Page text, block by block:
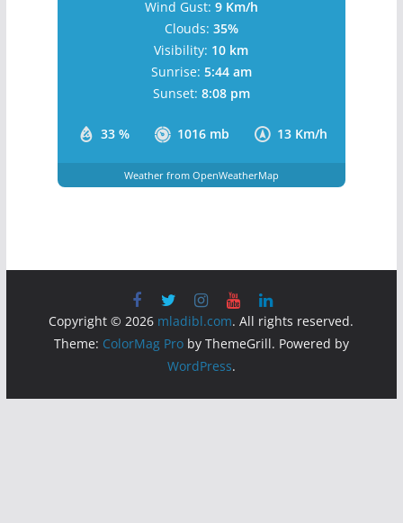
33 % 1016 mb 13 Km/h
Wind Gust: 9 Km/h
Clouds: 35%
Visibility: 10 km
Sunrise: 5:44 am
Sunset: 8:08 pm
Weather from OpenWeatherMap
Copyright © 2026 mladibl.com. All rights reserved.
Theme: ColorMag Proby ThemeGrill. Powered by
WordPress.